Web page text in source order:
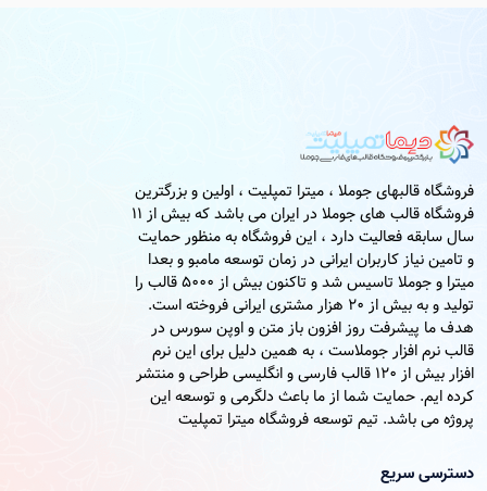
فروشگاه قالبهای جوملا ، میترا تمپلیت ، اولین و بزرگترین
فروشگاه قالب های جوملا در ایران می باشد که بیش از 11
سال سابقه فعالیت دارد ، این فروشگاه به منظور حمایت
و تامین نیاز کاربران ایرانی در زمان توسعه مامبو و بعدا
میترا و جوملا تاسیس شد و تاکنون بیش از 5000 قالب را
تولید و به بیش از 20 هزار مشتری ایرانی فروخته است.
هدف ما پیشرفت روز افزون باز متن و اوپن سورس در
قالب نرم افزار جوملاست ، به همین دلیل برای این نرم
افزار بیش از 120 قالب فارسی و انگلیسی طراحی و منتشر
کرده ایم. حمایت شما از ما باعث دلگرمی و توسعه این
پروژه می باشد. تیم توسعه فروشگاه میترا تمپلیت
دسترسی سریع